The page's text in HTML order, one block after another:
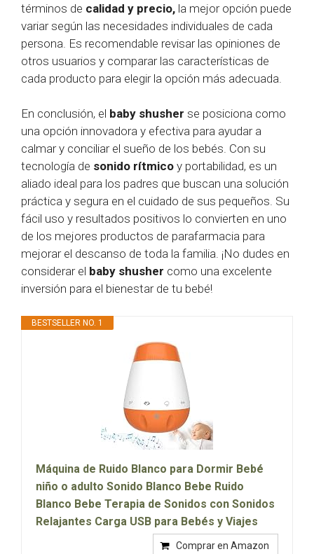
términos de calidad y precio, la mejor opción puede
variar según las necesidades individuales de cada
persona. Es recomendable revisar las opiniones de
otros usuarios y comparar las características de
cada producto para elegir la opción más adecuada.
En conclusión, el baby shusher se posiciona como
una opción innovadora y efectiva para ayudar a
calmar y conciliar el sueño de los bebés. Con su
tecnología de sonido rítmico y portabilidad, es un
aliado ideal para los padres que buscan una solución
práctica y segura en el cuidado de sus pequeños. Su
fácil uso y resultados positivos lo convierten en uno
de los mejores productos de parafarmacia para
mejorar el descanso de toda la familia. ¡No dudes en
considerar el baby shusher como una excelente
inversión para el bienestar de tu bebé!
BESTSELLER NO. 1
Máquina de Ruido Blanco para Dormir Bebé
niño o adulto Sonido Blanco Bebe Ruido
Blanco Bebe Terapia de Sonidos con Sonidos
Relajantes Carga USB para Bebés y Viajes
Comprar en Amazon